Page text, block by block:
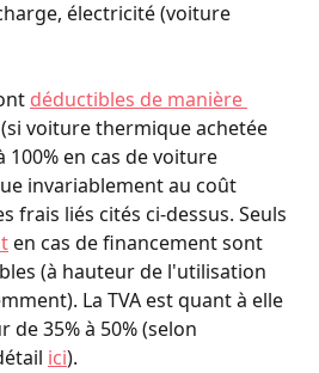
électricité (voiture
déductibles de manière
(si voiture thermique achetée
100% en cas de voiture
invariablement au coût
frais liés cités ci-dessus. Seuls
en cas de financement sont
(à hauteur de l'utilisation
La TVAest quant à elle
35% à 50% (selon
ici).